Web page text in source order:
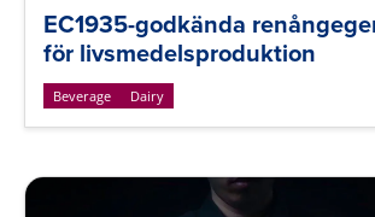
EC1935-godkända
för livsmedelsproduktion
Beverage Dairy